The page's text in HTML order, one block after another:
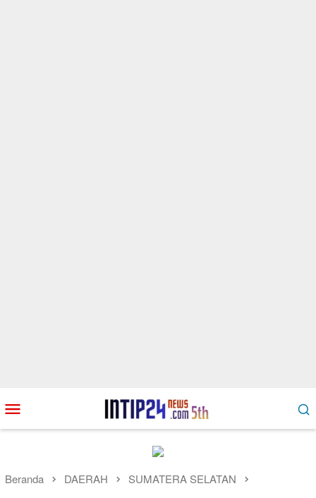
ke
kontenMobile
Beranda DAERAH SUMATERA SELATAN